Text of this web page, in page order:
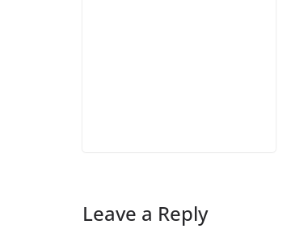
Leave a Reply